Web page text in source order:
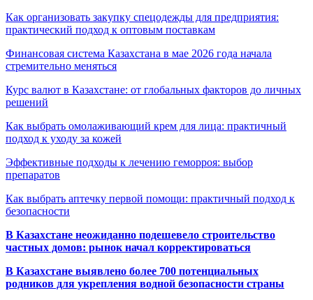
Как организовать закупку спецодежды для предприятия:
практический подход к оптовым поставкам
Финансовая система Казахстана в мае 2026 года начала
стремительно меняться
Курс валют в Казахстане: от глобальных факторов до личных
решений
Как выбрать омолаживающий крем для лица: практичный
подход к уходу за кожей
Эффективные подходы к лечению геморроя: выбор
препаратов
Как выбрать аптечку первой помощи: практичный подход к
безопасности
В Казахстане неожиданно подешевело строительство
частных домов: рынок начал корректироваться
В Казахстане выявлено более 700 потенциальных
родников для укрепления водной безопасности страны